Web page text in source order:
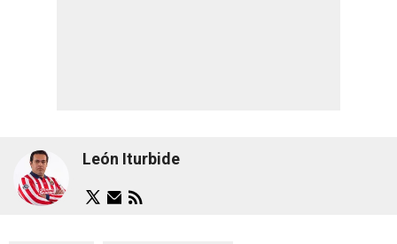
León Iturbide